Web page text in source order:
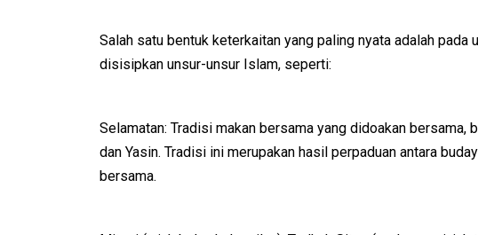
Salah satu bentuk keterkaitan yang paling nyata adalah
disisipkan unsur-unsur Islam, seperti:
Selamatan: Tradisi makan bersama yang didoakan
dan Yasin. Tradisi ini merupakan hasil perpaduan antara
bersama.